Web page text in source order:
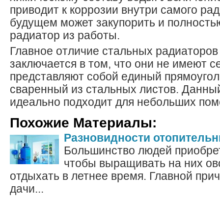
приводит к коррозии внутри самого
будущем может закупорить и
радиатор из работы.
Главное отличие стальных радиаторов
заключается в том, что они не имеют
представляют собой единый
сваренный из стальных листов.
идеально подходит для небольших
Похожие Материалы:
Разновидности
Большинство людей
чтобы выращивать на них
отдыхать в летнее время. Главной
дачи...